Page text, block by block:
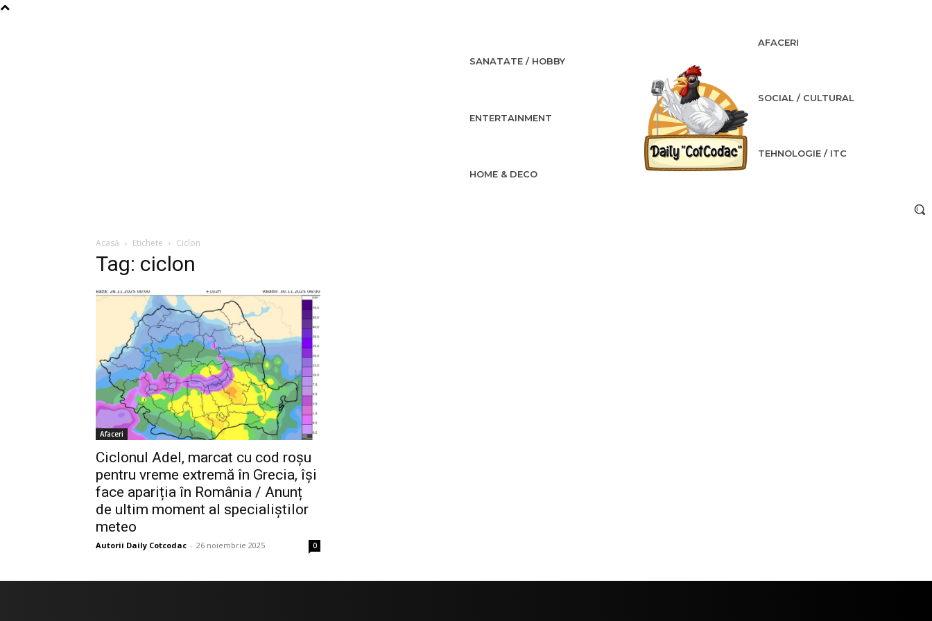
SANATATE / HOBBY
ENTERTAINMENT
HOME & DECO
AFACERI
SOCIAL / CULTURAL
TEHNOLOGIE / ITC
Acasă Etichete Ciclon
Tag: ciclon
Afaceri
Ciclonul Adel, marcat cu cod roșu
pentru vreme extremă în Grecia, își
face apariția în România / Anunț
de ultim moment al specialiștilor
meteo
Autorii Daily Cotcodac - 26 noiembrie 2025 0